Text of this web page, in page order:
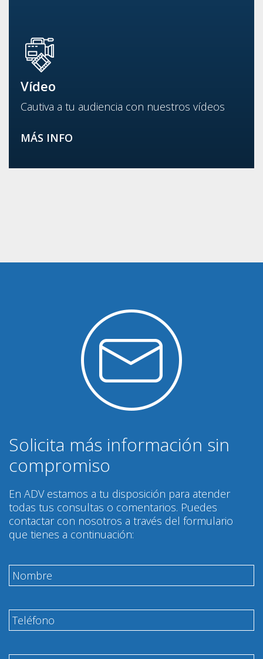
Vídeo
Cautiva a tu audiencia con nuestros vídeos
MÁS INFO
Solicita más información sin
compromiso
En ADV estamos a tu disposición para atender
todas tus consultas o comentarios. Puedes
contactar con nosotros a través del formulario
que tienes a continuación: